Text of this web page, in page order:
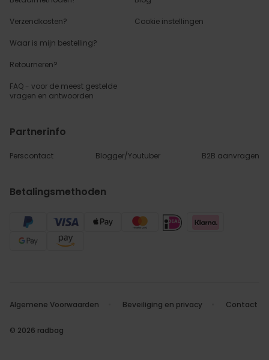
Verzendkosten?
Waar is mijn bestelling?
Retourneren?
FAQ - voor de meest gestelde
vragen en antwoorden
Cookie instellingen
Partnerinfo
Perscontact Blogger/Youtuber B2B aanvragen
Betalingsmethoden
Algemene Voorwaarden Beveiliging en privacy Contact
© 2026 radbag